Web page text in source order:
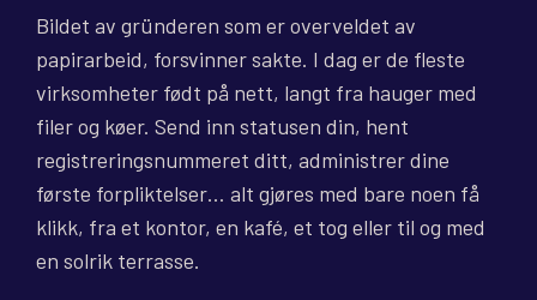
Bildet av gründeren som er overveldet av
papirarbeid, forsvinner sakte. I dag er de fleste
virksomheter født på nett, langt fra hauger med
filer og køer. Send inn statusen din, hent
registreringsnummeret ditt, administrer dine
første forpliktelser… alt gjøres med bare noen få
klikk, fra et kontor, en kafé, et tog eller til og med
en solrik terrasse.